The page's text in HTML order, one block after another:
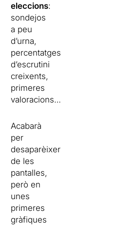
eleccions:
sondejos
a peu
d’urna,
percentatges
d’escrutini
creixents,
primeres
valoracions…
Acabarà
per
desaparèixer
de les
pantalles,
però en
unes
primeres
gràfiques